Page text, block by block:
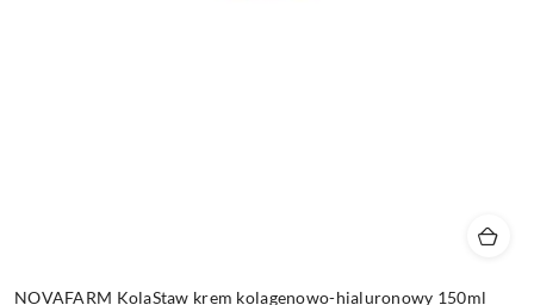
NOVAFARM KolaStaw krem kolagenowo-hialuronowy 150ml